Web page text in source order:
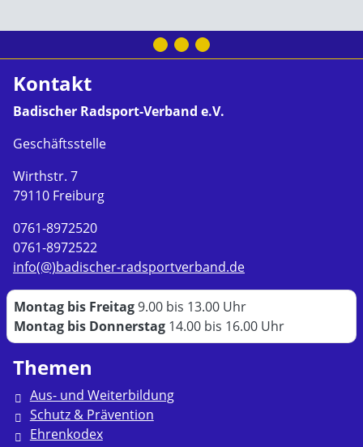
Kontakt
Badischer Radsport-Verband e.V.
Geschäftsstelle
Wirthstr. 7
79110 Freiburg
0761-8972520
0761-8972522
info(@)badischer-radsportverband.de
Montag bis Freitag9.00 bis 13.00 Uhr
Montag bis Donnerstag 14.00 bis 16.00 Uhr
Themen
Aus- und Weiterbildung
Schutz & Prävention
Ehrenkodex